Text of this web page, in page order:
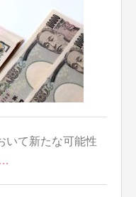
いて新たな可能性